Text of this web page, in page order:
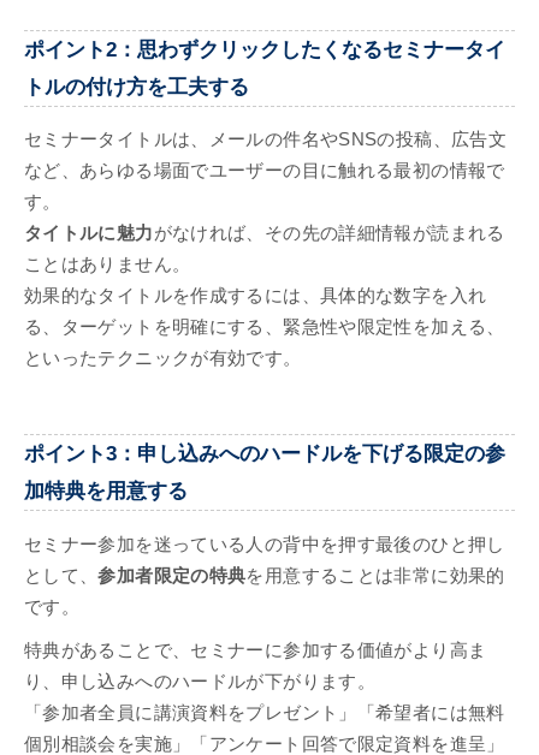
ポイント2：思わずクリックしたくなるセミナータイ
トルの付け方を工夫する
セミナータイトルは、メールの件名やSNSの投稿、広告文
など、あらゆる場面でユーザーの目に触れる最初の情報で
す。
タイトルに魅力がなければ、その先の詳細情報が読まれる
ことはありません。
効果的なタイトルを作成するには、具体的な数字を入れ
る、ターゲットを明確にする、緊急性や限定性を加える、
といったテクニックが有効です。
ポイント3：申し込みへのハードルを下げる限定の参
加特典を用意する
セミナー参加を迷っている人の背中を押す最後のひと押し
として、参加者限定の特典を用意することは非常に効果的
です。
特典があることで、セミナーに参加する価値がより高ま
り、申し込みへのハードルが下がります。
「参加者全員に講演資料をプレゼント」「希望者には無料
個別相談会を実施」「アンケート回答で限定資料を進呈」